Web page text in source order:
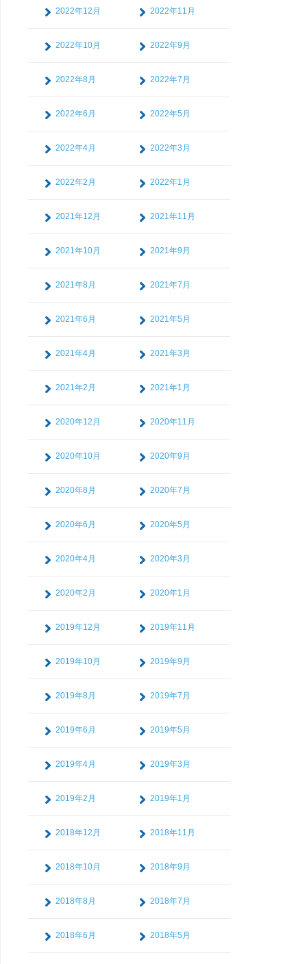
2022年12月 2022年11月
2022年10月 2022年9月
2022年8月 2022年7月
2022年6月 2022年5月
2022年4月 2022年3月
2022年2月 2022年1月
2021年12月 2021年11月
2021年10月 2021年9月
2021年8月 2021年7月
2021年6月 2021年5月
2021年4月 2021年3月
2021年2月 2021年1月
2020年12月 2020年11月
2020年10月 2020年9月
2020年8月 2020年7月
2020年6月 2020年5月
2020年4月 2020年3月
2020年2月 2020年1月
2019年12月 2019年11月
2019年10月 2019年9月
2019年8月 2019年7月
2019年6月 2019年5月
2019年4月 2019年3月
2019年2月 2019年1月
2018年12月 2018年11月
2018年10月 2018年9月
2018年8月 2018年7月
2018年6月 2018年5月